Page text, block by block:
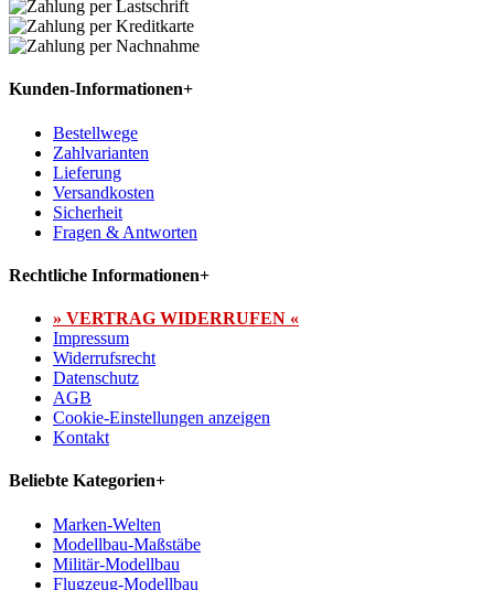
Kunden-Informationen+
Bestellwege
Zahlvarianten
Lieferung
Versandkosten
Sicherheit
Fragen & Antworten
Rechtliche Informationen+
» VERTRAG WIDERRUFEN «
Impressum
Widerrufsrecht
Datenschutz
AGB
Cookie-Einstellungen anzeigen
Kontakt
Beliebte Kategorien+
Marken-Welten
Modellbau-Maßstäbe
Militär-Modellbau
Flugzeug-Modellbau